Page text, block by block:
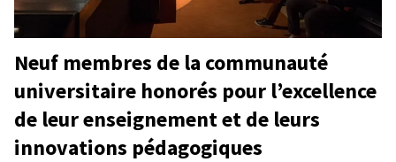
Neuf membres de la communauté
universitaire honorés pour l’excellence
de leur enseignement et de leurs
innovations pédagogiques